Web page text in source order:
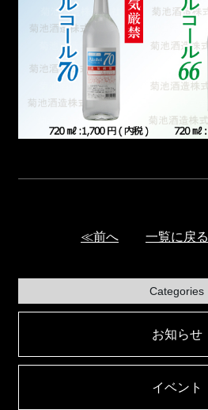
≪前へ 一覧に戻る
Categories
お知らせ
イベント